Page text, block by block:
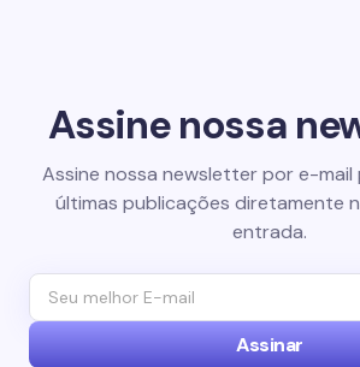
Assine nossa
Assine nossa newsletter por e-mail
últimas publicações diretamente
entrada.
Assinar